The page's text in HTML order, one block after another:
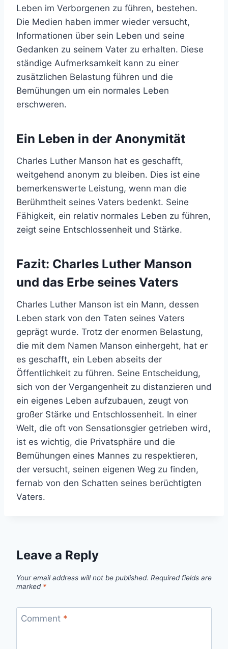
Leben im Verborgenen zu führen, bestehen.
Die Medien haben immer wieder versucht,
Informationen über sein Leben und seine
Gedanken zu seinem Vater zu erhalten. Diese
ständige Aufmerksamkeit kann zu einer
zusätzlichen Belastung führen und die
Bemühungen um ein normales Leben
erschweren.
Ein Leben in der Anonymität
Charles Luther Manson hat es geschafft,
weitgehend anonym zu bleiben. Dies ist eine
bemerkenswerte Leistung, wenn man die
Berühmtheit seines Vaters bedenkt. Seine
Fähigkeit, ein relativ normales Leben zu führen,
zeigt seine Entschlossenheit und Stärke.
Fazit: Charles Luther Manson
und das Erbe seines Vaters
Charles Luther Manson ist ein Mann, dessen
Leben stark von den Taten seines Vaters
geprägt wurde. Trotz der enormen Belastung,
die mit dem Namen Manson einhergeht, hat er
es geschafft, ein Leben abseits der
Öffentlichkeit zu führen. Seine Entscheidung,
sich von der Vergangenheit zu distanzieren und
ein eigenes Leben aufzubauen, zeugt von
großer Stärke und Entschlossenheit. In einer
Welt, die oft von Sensationsgier getrieben wird,
ist es wichtig, die Privatsphäre und die
Bemühungen eines Mannes zu respektieren,
der versucht, seinen eigenen Weg zu finden,
fernab von den Schatten seines berüchtigten
Vaters.
Leave a Reply
Your email address will not be published. Required fields are
marked *
Comment *